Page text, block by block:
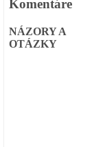
Komentáre
NÁZORY A
OTÁZKY